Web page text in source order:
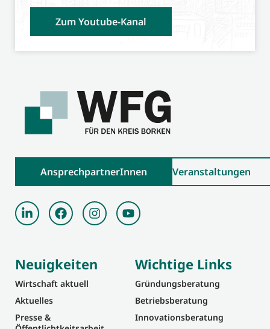
Zum Youtube-Kanal
AnsprechpartnerInnen Veranstaltungen
Neuigkeiten
Wirtschaft aktuell
Aktuelles
Presse &
Wichtige Links
Gründungsberatung
Betriebsberatung
Innovationsberatung